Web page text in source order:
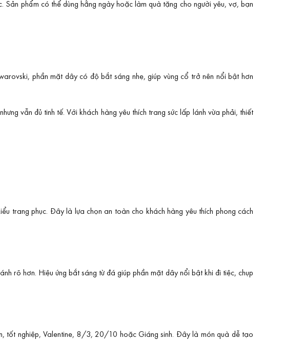
phẩm có thể dùng hằng ngày hoặc làm quà tặng cho người yêu, vợ, bạn
phần mặt dây có độ bắt sáng nhẹ, giúp vùng cổ trở nên nổi bật hơn
vẫn đủ tinh tế. Với khách hàng yêu thích trang sức lấp lánh vừa phải, thiết
trang phục. Đây là lựa chọn an toàn cho khách hàng yêu thích phong cách
rõ hơn. Hiệu ứng bắt sáng từ đá giúp phần mặt dây nổi bật khi đi tiệc, chụp
tốt nghiệp, Valentine, 8/3, 20/10 hoặc Giáng sinh. Đây là món quà dễ tạo